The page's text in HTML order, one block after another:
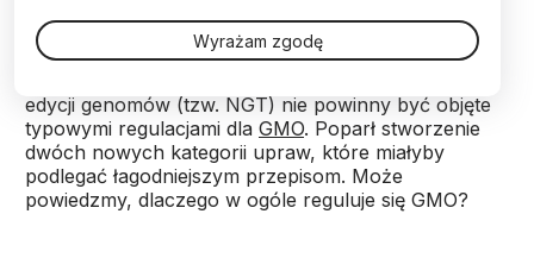
PAP:Parlament Europejski niedawno potwierdził, że
edycji genomów (tzw. NGT) nie powinny być objęte
typowymi regulacjami dla GMO. Poparł stworzenie
dwóch nowych kategorii upraw, które miałyby
podlegać łagodniejszym przepisom. Może
powiedzmy, dlaczego w ogóle reguluje się GMO?
Wyrażam zgodę